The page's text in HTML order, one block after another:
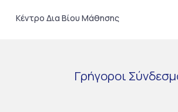
Κέντρο Δια Βίου Μάθησης
Γρήγοροι